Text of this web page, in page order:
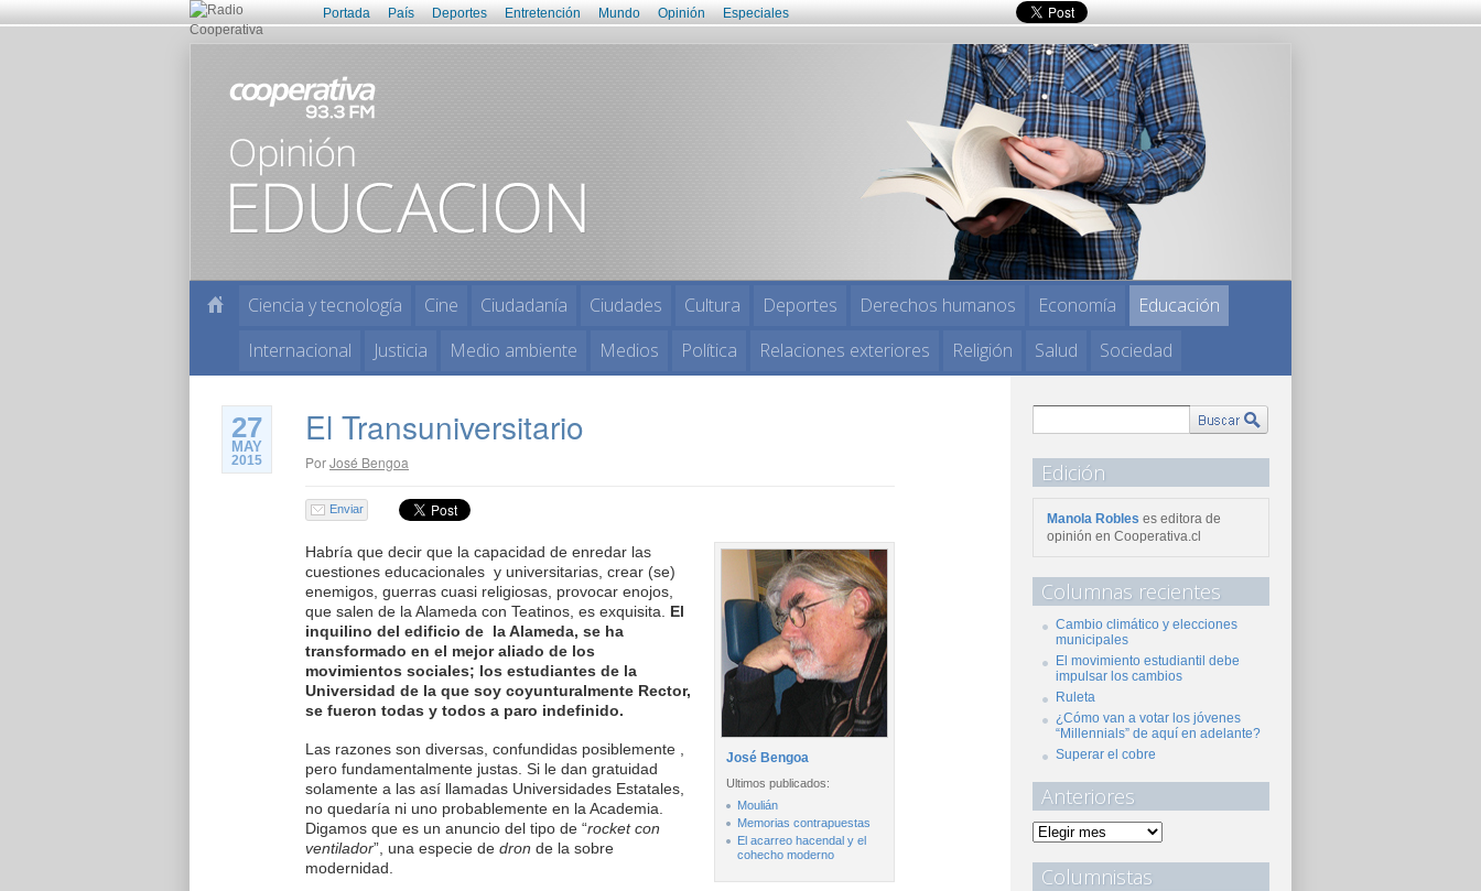
Portada País Deportes Entretención Mundo Opinión Especiales
Ciencia y tecnología Cine Ciudadanía Ciudades Cultura Deportes Derechos humanos Economía
Educación
Internacional
Justicia Medio ambiente Medios Política Relaciones exteriores Religión Salud Sociedad
27
MAY
2015
El Transuniversitario
PorJosé Bengoa
Enviar
José Bengoa
Ultimos publicados:
Moulián
Memorias contrapuestas
El acarreo hacendal y el
cohecho moderno
Habría que decir que la capacidad de enredar las
cuestiones educacionales y universitarias, crear (se)
enemigos, guerras cuasi religiosas, provocar enojos,
que salen de la Alameda con Teatinos, es exquisita. El
inquilino del edificio de la Alameda, se ha
transformado en el mejor aliado de los
movimientos sociales; los estudiantes de la
Universidad de la que soy coyunturalmente Rector,
se fueron todas y todos a paro indefinido.
Las razones son diversas, confundidas posiblemente ,
pero fundamentalmente justas. Si le dan gratuidad
solamente a las así llamadas Universidades Estatales,
no quedaría ni uno probablemente en la Academia.
Digamos que es un anuncio del tipo de “rocket con
ventilador”, una especie de dron de la sobre
modernidad.
Edición
Manola Robles es editora de
opinión en Cooperativa.cl
Columnas recientes
Cambio climático y elecciones
municipales
El movimiento estudiantil debe
impulsar los cambios
Ruleta
¿Cómo van a votar los jóvenes
“Millennials” de aquí en adelante?
Superar el cobre
Anteriores
Columnistas